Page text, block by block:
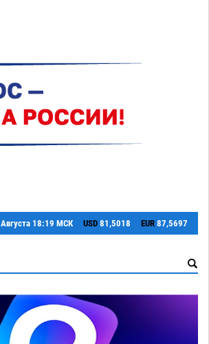
Августа 18:19 МСК USD 81,5018 EUR 87,5697